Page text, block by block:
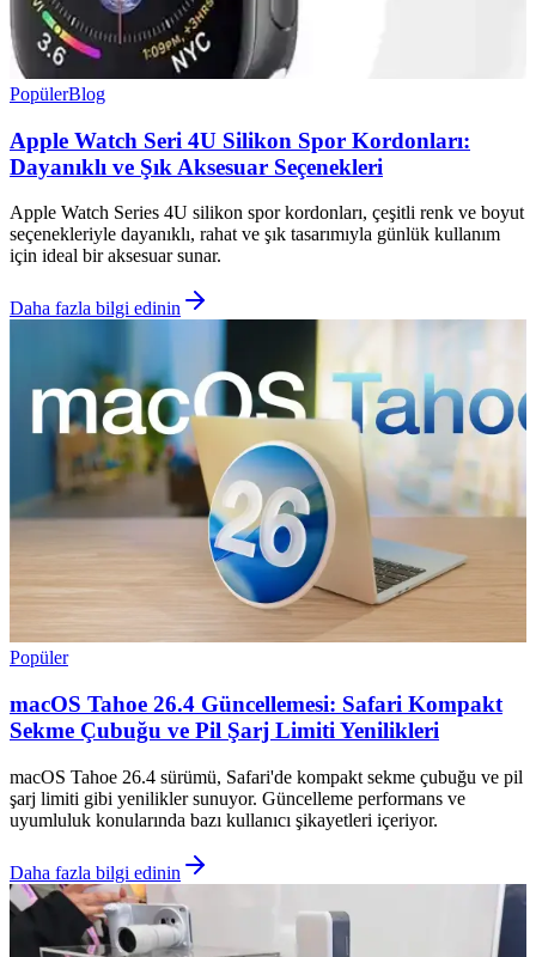
PopülerBlog
Apple Watch Seri 4U Silikon Spor Kordonları:
Dayanıklı ve Şık Aksesuar Seçenekleri
Apple Watch Series 4U silikon spor kordonları, çeşitli renk ve boyut
seçenekleriyle dayanıklı, rahat ve şık tasarımıyla günlük kullanım
için ideal bir aksesuar sunar.
Daha fazla bilgi edinin
Popüler
macOS Tahoe 26.4 Güncellemesi: Safari Kompakt
Sekme Çubuğu ve Pil Şarj Limiti Yenilikleri
macOS Tahoe 26.4 sürümü, Safari'de kompakt sekme çubuğu ve pil
şarj limiti gibi yenilikler sunuyor. Güncelleme performans ve
uyumluluk konularında bazı kullanıcı şikayetleri içeriyor.
Daha fazla bilgi edinin